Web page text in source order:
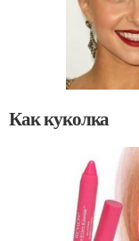
Как куколка